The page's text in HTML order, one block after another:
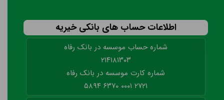
اطلاعات حساب های بانکی خیریه
شماره حساب موسسه در بانک رفاه
۲۱۴۱۸۱۳۰۳
شماره کارت موسسه در بانک رفاه
۲۷۲۱ ۰۰۰۱ ۶۳۷۰ ۵۸۹۴